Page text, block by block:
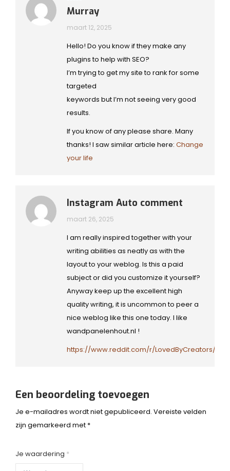
4uit 5
Murray
maart 12, 2025
Hello! Do you know if they make any
plugins to help with SEO?
I’m trying to get my site to rank for some
targeted
keywords but I’m not seeing very good
results.
If you know of any please share. Many
thanks! I saw similar article here: Change
your life
Instagram Auto comment
maart 26, 2025
I am really inspired together with your
writing abilities as neatly as with the
layout to your weblog. Is this a paid
subject or did you customize it yourself?
Anyway keep up the excellent high
quality writing, it is uncommon to peer a
nice weblog like this one today. I like
wandpanelenhout.nl !
https://www.reddit.com/r/LovedByCreators/
Een beoordeling toevoegen
Je e-mailadres wordt niet gepubliceerd. Vereiste velden
zijn gemarkeerd met *
Je waardering *